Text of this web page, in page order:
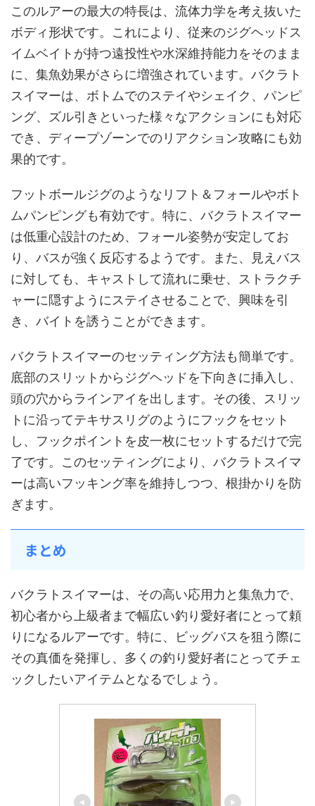
このルアーの最大の特長は、流体力学を考え抜いた
ボディ形状です。これにより、従来のジグヘッドス
イムベイトが持つ遠投性や水深維持能力をそのまま
に、集魚効果がさらに増強されています。バクラト
スイマーは、ボトムでのステイやシェイク、パンピ
ング、ズル引きといった様々なアクションにも対応
でき、ディープゾーンでのリアクション攻略にも効
果的です。
フットボールジグのようなリフト＆フォールやボト
ムパンピングも有効です。特に、バクラトスイマー
は低重心設計のため、フォール姿勢が安定してお
り、バスが強く反応するようです。また、見えバス
に対しても、キャストして流れに乗せ、ストラクチ
ャーに隠すようにステイさせることで、興味を引
き、バイトを誘うことができます。
バクラトスイマーのセッティング方法も簡単です。
底部のスリットからジグヘッドを下向きに挿入し、
頭の穴からラインアイを出します。その後、スリッ
トに沿ってテキサスリグのようにフックをセット
し、フックポイントを皮一枚にセットするだけで完
了です。このセッティングにより、バクラトスイマ
ーは高いフッキング率を維持しつつ、根掛かりを防
ぎます。
まとめ
バクラトスイマーは、その高い応用力と集魚力で、
初心者から上級者まで幅広い釣り愛好者にとって頼
りになるルアーです。特に、ビッグバスを狙う際に
その真価を発揮し、多くの釣り愛好者にとってチェ
ックしたいアイテムとなるでしょう。